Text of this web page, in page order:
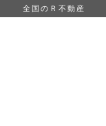
全国のＲ不動産